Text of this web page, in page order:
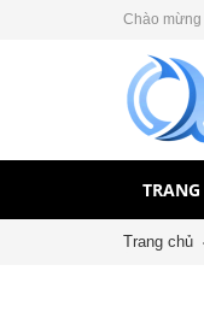
Chào mừng
Trang chủ